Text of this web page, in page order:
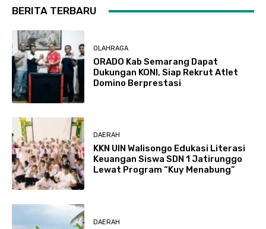
BERITA TERBARU
OLAHRAGA
ORADO Kab Semarang Dapat
Dukungan KONI, Siap Rekrut Atlet
Domino Berprestasi
DAERAH
KKN UIN Walisongo Edukasi Literasi
Keuangan Siswa SDN 1 Jatirunggo
Lewat Program “Kuy Menabung”
DAERAH